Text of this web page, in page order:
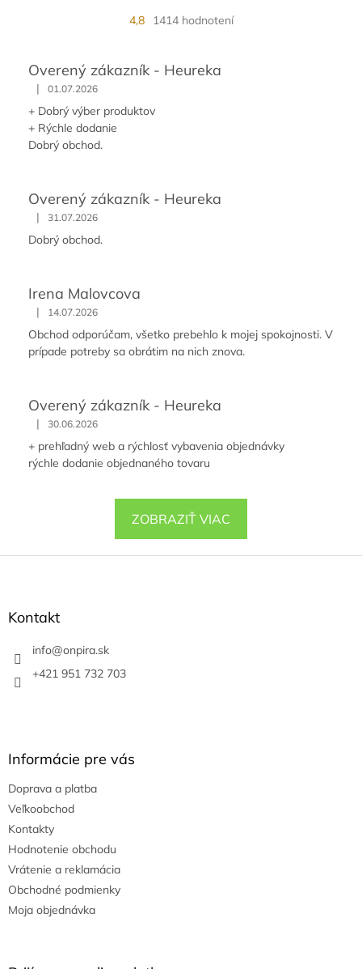
4,8 1414 hodnotení
Overený zákazník - Heureka
| 01.07.2026
+ Dobrý výber produktov
+ Rýchle dodanie
Dobrý obchod.
Overený zákazník - Heureka
| 31.07.2026
Dobrý obchod.
Irena Malovcova
| 14.07.2026
Obchod odporúčam, všetko prebehlo k mojej spokojnosti. V
prípade potreby sa obrátim na nich znova.
Overený zákazník - Heureka
| 30.06.2026
+ prehľadný web a rýchlosť vybavenia objednávky
rýchle dodanie objednaného tovaru
ZOBRAZIŤ VIAC
Z
Kontakt
info@onpira.sk
+421 951 732 703
Informácie pre vás
Doprava a platba
Veľkoobchod
Kontakty
Hodnotenie obchodu
Vrátenie a reklamácia
Obchodné podmienky
Moja objednávka